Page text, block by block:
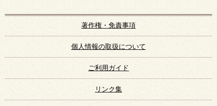
著作権・免責事項
個人情報の取扱について
ご利用ガイド
リンク集